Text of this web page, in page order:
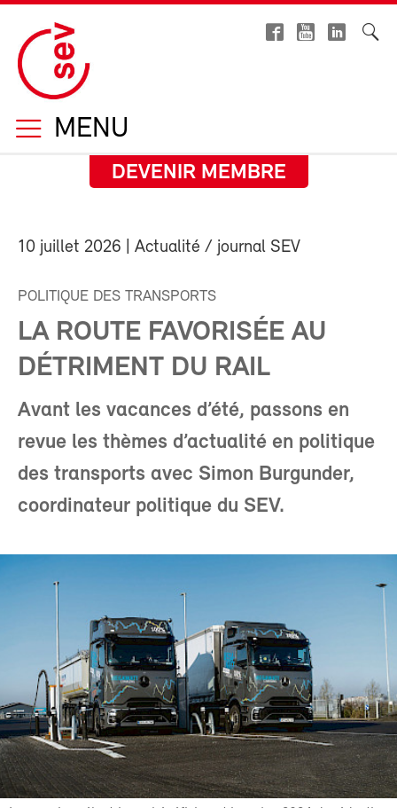
MENU
DEVENIR MEMBRE
10 juillet 2026 | Actualité / journal SEV
POLITIQUE DES TRANSPORTS
LA ROUTE FAVORISÉE AU
DÉTRIMENT DU RAIL
Avant les vacances d’été, passons en
revue les thèmes d’actualité en politique
des transports avec Simon Burgunder,
coordinateur politique du SEV.